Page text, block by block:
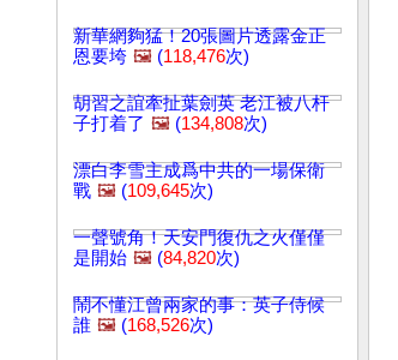
新華網夠猛！20張圖片透露金正
恩要垮 🖼️ (118,476次)
胡習之誼牽扯葉劍英 老江被八杆
子打着了 🖼️ (134,808次)
漂白李雪主成爲中共的一場保衛
戰 🖼️ (109,645次)
一聲號角！天安門復仇之火僅僅
是開始 🖼️ (84,820次)
鬧不懂江曾兩家的事：英子侍候
誰 🖼️ (168,526次)